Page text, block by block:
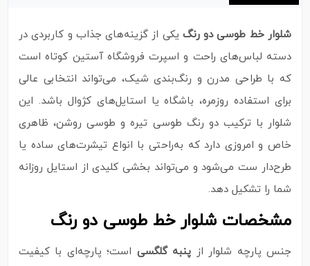
شلوار خط طوسی دو رنگ یکی از گزینه‌های جذاب و کاربردی در
دسته لباس‌های راحت و اسپرت فروشگاه آستین کوتاه است
که با طراحی مدرن و رنگ‌بندی شیک، می‌تواند انتخابی عالی
برای استفاده روزمره، باشگاه یا استایل‌های کژوال باشد. این
شلوار با ترکیب دو رنگ طوسی تیره و طوسی روشن، ظاهری
خاص و امروزی دارد که به‌راحتی با انواع تیشرت‌های ساده یا
طرح‌دار ست می‌شود و می‌تواند بخشی کلیدی از استایل روزانه
شما را تشکیل دهد.
مشخصات شلوار خط طوسی دو رنگ
جنس پارچه شلوار از پنبه گلگسی است؛ پارچه‌ای با کیفیت